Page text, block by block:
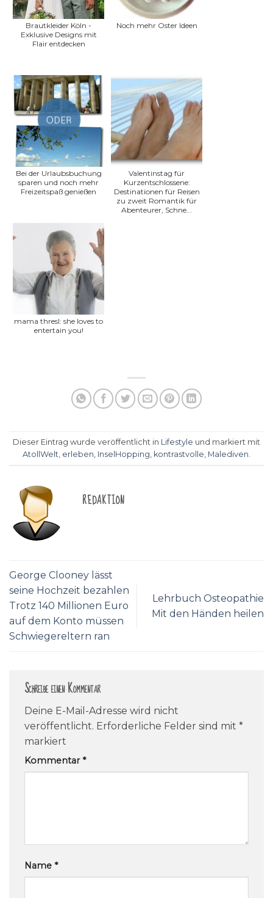
Brautkleider Köln -
Exklusive Designs mit
Flair entdecken
Noch mehr Oster Ideen
Bei der Urlaubsbuchung
sparen und noch mehr
Freizeitspaß genießen
Valentinstag für
Kurzentschlossene:
Destinationen für Reisen
zu zweit Romantik für
Abenteurer, Schne...
mama thresl: she loves to
entertain you!
Dieser Eintrag wurde veröffentlicht in Lifestyle und markiert mit
AtollWelt erleben InselHopping kontrastvolle Malediven
REDAKTION
George Clooney lässt
seine Hochzeit bezahlen
Trotz 140 Millionen Euro
auf dem Konto müssen
Schwiegereltern ran
Lehrbuch Osteopathie
Mit den Händen heilen
Schreibe einen Kommentar
Deine E-Mail-Adresse wird nicht
veröffentlicht. Erforderliche Felder sind mit *
markiert
Kommentar*
Name *